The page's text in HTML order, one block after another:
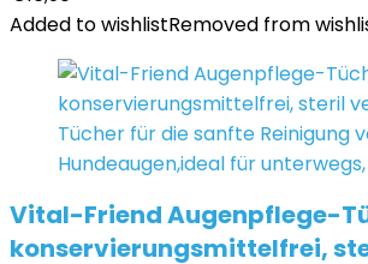
Added to wishlistRemoved from
Vital-Friend Augenpflege-
konservierungsmittelfrei,